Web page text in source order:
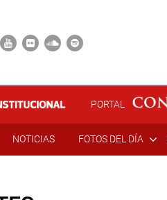
PORTAL
NOTICIAS FOTOS DEL DÍA